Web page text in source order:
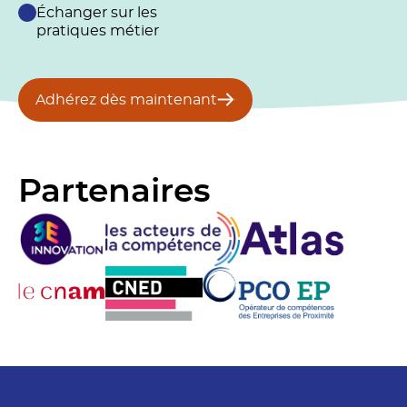
Échanger sur les
pratiques métier
Adhérez dès maintenant
Partenaires